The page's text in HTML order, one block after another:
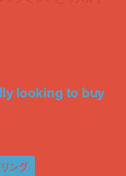
looking to buy
ング